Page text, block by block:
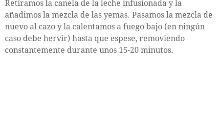
Retiramos la canela de la leche infusionada y la
añadimos la mezcla de las yemas. Pasamos la mezcla de
nuevo al cazo y la calentamos a fuego bajo (en ningún
caso debe hervir) hasta que espese, removiendo
constantemente durante unos 15-20 minutos.